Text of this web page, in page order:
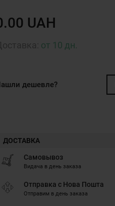
UAH
от 10 дн.
дешевле?
ДОСТАВКА
Самовывоз
Видача в день заказа
Отправка с Нова Пошта
Отправим в день заказа